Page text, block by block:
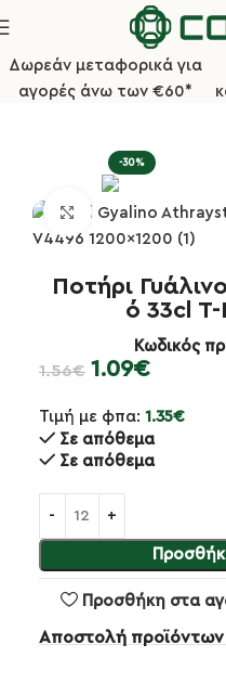
Δωρεάν μεταφορικά για
αγορές άνω των €60*
Αρχική σελίδα
-30%
Κλικ για μεγέθυνση
Ποτήρι
ό 33cl
Κωδικός
1.56€ 1.09€
Τιμή με φπα: 1.35€
Σε απόθεμα
Σε απόθεμα
Προσθήκη στα
Αποστολή προϊόντων